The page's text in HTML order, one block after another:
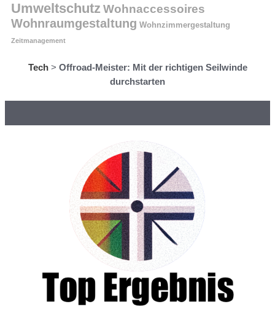
Umweltschutz Wohnaccessoires
Wohnraumgestaltung Wohnzimmergestaltung
Zeitmanagement
Tech> Offroad-Meister: Mit der richtigen Seilwinde
durchstarten